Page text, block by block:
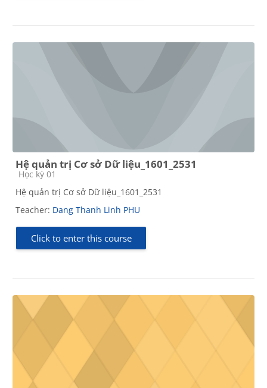
Hệ quản trị Cơ sở Dữ liệu_1601_2531
Course category
Học kỳ 01
Hệ quản trị Cơ sở Dữ liệu_1601_2531
Teacher: Dang Thanh Linh PHU
Click to enter this course